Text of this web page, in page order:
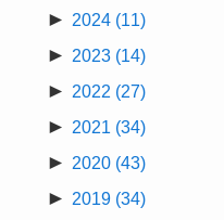
► 2024 (11)
► 2023 (14)
► 2022 (27)
► 2021 (34)
► 2020 (43)
► 2019 (34)